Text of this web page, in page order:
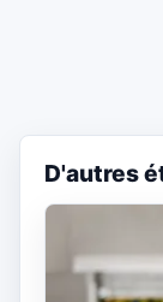
D'autres